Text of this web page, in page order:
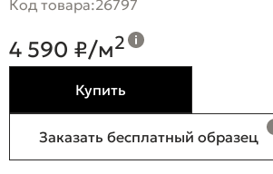
Код товара:26797
4 590 ₽/м2
Купить
Заказать бесплатный образец